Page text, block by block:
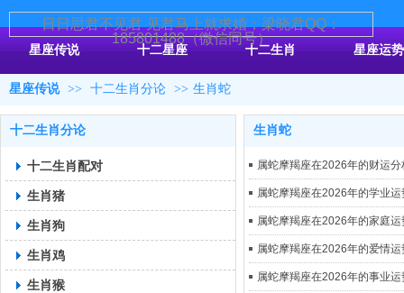
日日思君不见君 见君马上就求婚；梁晓君QQ：
185801488（微信同号）
星座传说 十二星座 十二生肖 星座运势
星座传说 >> 十二生肖分论 >> 生肖蛇
十二生肖分论
十二生肖配对
生肖猪
生肖狗
生肖鸡
生肖猴
生肖蛇
属蛇摩羯座在2026年的财运分
属蛇摩羯座在2026年的学业运
属蛇摩羯座在2026年的家庭运
属蛇摩羯座在2026年的爱情运
属蛇摩羯座在2026年的事业运